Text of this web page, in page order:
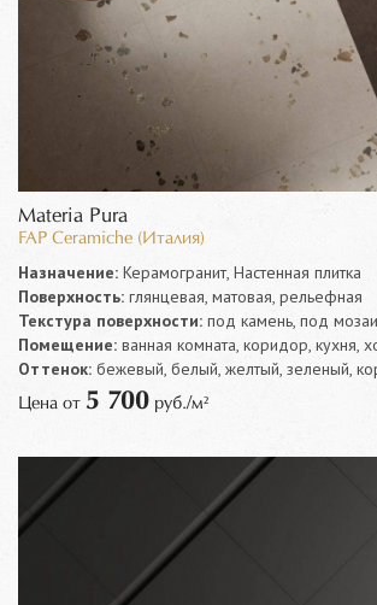
Materia Pura
FAP Ceramiche (Италия)
Назначение: Керамогранит, Настенная плитка
Поверхность: глянцевая, матовая, рельефная
Текстура поверхности: под камень, под
Помещение: ванная комната, коридор, кухня,
Оттенок: бежевый, белый, желтый, зеленый,
Цена от 5 700 руб./м²